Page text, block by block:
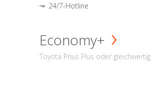
24/7-Hotline
Economy+
Toyota Prius Plus oder gleichwertig